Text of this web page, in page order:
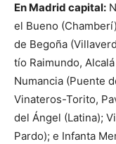
En Madrid capital:
el Bueno
de Begoña
tío Raimundo,
Numancia (Puente
Vinateros-Torito,
del Ángel (Latina);
Pardo); e Infanta